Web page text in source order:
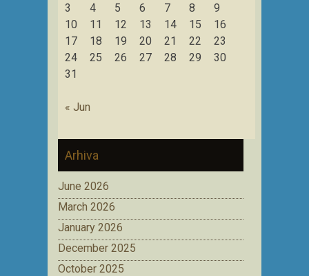
3
4 5 6 7 8
9
10
11 12 13 14 15
16
17
18 19 20 21 22
23
24
25 26 27 28 29
30
31
« Jun
Arhiva
June 2026
March 2026
January 2026
December 2025
October 2025